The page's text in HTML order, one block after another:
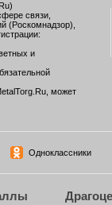
связи,
(Роскомнадзор),
и
может
Одноклассники